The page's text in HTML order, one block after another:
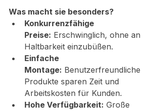
Was macht sie besonders?
Konkurrenzfähige
Preise: Erschwinglich, ohne an
Haltbarkeit einzubüßen.
Einfache
Montage: Benutzerfreundliche
Produkte sparen Zeit und
Arbeitskosten für Kunden.
Hohe Verfügbarkeit: Große